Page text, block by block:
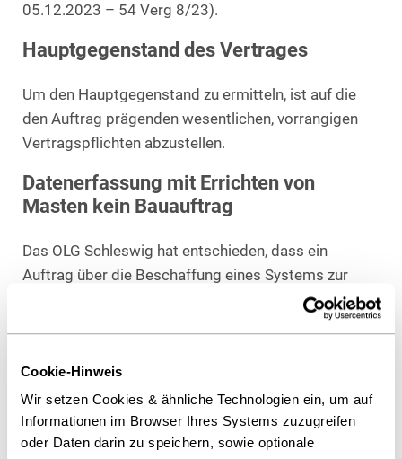
Cookie-Hinweis
Wir setzen Cookies & ähnliche Technologien ein, um auf
Informationen im Browser Ihres Systems zuzugreifen
oder Daten darin zu speichern, sowie optionale
05.12.2023 – 54 Verg 8/23).
Hauptgegenstand des Vertrages
Um den Hauptgegenstand zu ermitteln, ist auf die
den Auftrag prägenden wesentlichen, vorrangigen
Vertragspflichten abzustellen.
Datenerfassung mit Errichten von
Masten kein Bauauftrag
Das OLG Schleswig hat entschieden, dass ein
Auftrag über die Beschaffung eines Systems zur
Datenerfassung und -verarbeitung nicht allein
zu befestigen. Die bloße Montage von Sensoren
wäre für den Auftraggeber wertlos, weil es ihm auf
die Datenerfassung und -verarbeitung ankommt.